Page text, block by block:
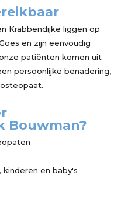
Krabbendijke liggen op
en zijn eenvoudig
patiënten komen uit
persoonlijke benadering,
Bouwman?
kinderen en baby's